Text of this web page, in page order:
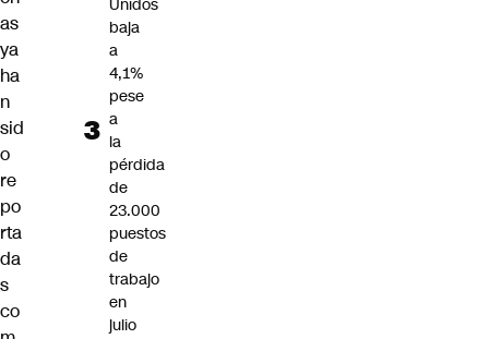
as
ya
ha
n
sid
o
re
po
rta
da
s
co
Unidos
baja
a
4,1%
pese
a
la
pérdida
de
23.000
puestos
de
trabajo
en
julio